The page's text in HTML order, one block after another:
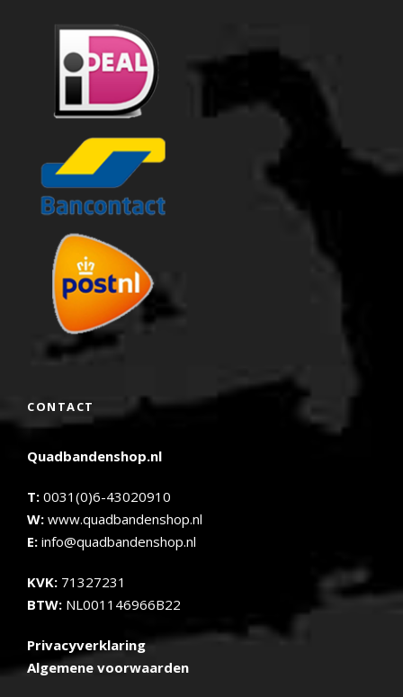
CONTACT
Quadbandenshop.nl
T: 0031(0)6-43020910
W: www.quadbandenshop.nl
E: info@quadbandenshop.nl
KVK: 71327231
BTW: NL001146966B22
Privacyverklaring
Algemene voorwaarden